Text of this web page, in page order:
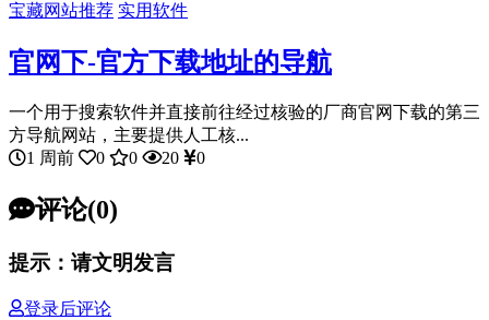
宝藏网站推荐 实用软件
官网下-官方下载地址的导航
一个用于搜索软件并直接前往经过核验的厂商官网下载的第三
方导航网站，主要提供人工核...
1 周前
0 0 20 0
评论(0)
提示：请文明发言
登录后评论